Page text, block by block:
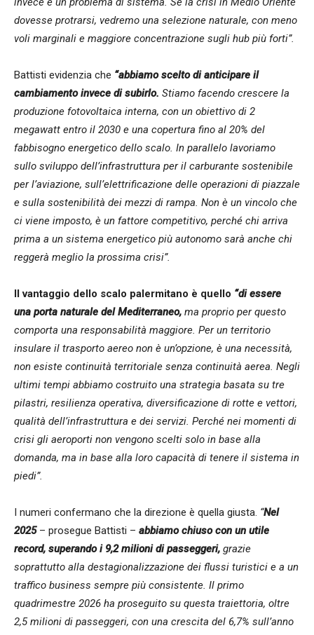
dovesse protrarsi, vedremo una selezione naturale, con meno
voli marginali e maggiore concentrazione sugli hub più forti”.
Battisti evidenzia che “abbiamo scelto di anticipare il
cambiamento invece di subirlo. Stiamo facendo crescere la
produzione fotovoltaica interna, con un obiettivo di 2
megawatt entro il 2030 e una copertura fino al 20% del
fabbisogno energetico dello scalo. In parallelo lavoriamo
sullo sviluppo dell’infrastruttura per il carburante sostenibile
per l’aviazione, sull’elettrificazione delle operazioni di piazzale
e sulla sostenibilità dei mezzi di rampa. Non è un vincolo che
ci viene imposto, è un fattore competitivo, perché chi arriva
prima a un sistema energetico più autonomo sarà anche chi
reggerà meglio la prossima crisi”.
Il vantaggio dello scalo palermitano è quello “di essere
una porta naturale del Mediterraneo, ma proprio per questo
comporta una responsabilità maggiore. Per un territorio
insulare il trasporto aereo non è un’opzione, è una necessità,
non esiste continuità territoriale senza continuità aerea. Negli
ultimi tempi abbiamo costruito una strategia basata su tre
pilastri, resilienza operativa, diversificazione di rotte e vettori,
qualità dell’infrastruttura e dei servizi. Perché nei momenti di
crisi gli aeroporti non vengono scelti solo in base alla
domanda, ma in base alla loro capacità di tenere il sistema in
piedi”.
I numeri confermano che la direzione è quella giusta. “Nel
2025– prosegue Battisti – abbiamo chiuso con un utile
record, superando i 9,2 milioni di passeggeri, grazie
soprattutto alla destagionalizzazione dei flussi turistici e a un
traffico business sempre più consistente. Il primo
quadrimestre 2026 ha proseguito su questa traiettoria, oltre
2,5 milioni di passeggeri, con una crescita del 6,7% sull’anno